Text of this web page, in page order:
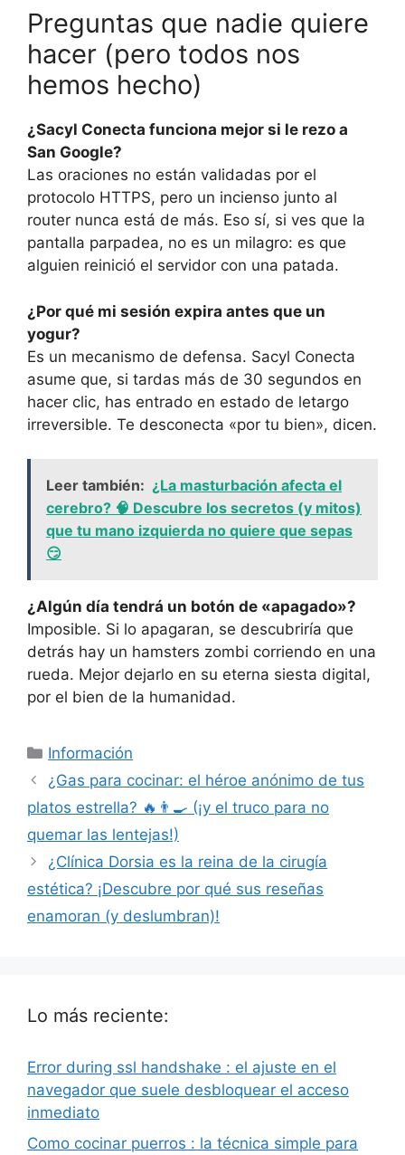
Preguntas que nadie quiere
hacer (pero todos nos
hemos hecho)
¿Sacyl Conecta funciona mejor si le rezo a
San Google?
Las oraciones no están validadas por el
protocolo HTTPS, pero un incienso junto al
router nunca está de más. Eso sí, si ves que la
pantalla parpadea, no es un milagro: es que
alguien reinició el servidor con una patada.
¿Por qué mi sesión expira antes que un
yogur?
Es un mecanismo de defensa. Sacyl Conecta
asume que, si tardas más de 30 segundos en
hacer clic, has entrado en estado de letargo
irreversible. Te desconecta «por tu bien», dicen.
Leer también: ¿La masturbación afecta el
cerebro? 🧠 Descubre los secretos (y mitos)
que tu mano izquierda no quiere que sepas
😏
¿Algún día tendrá un botón de «apagado»?
Imposible. Si lo apagaran, se descubriría que
detrás hay un hamsters zombi corriendo en una
rueda. Mejor dejarlo en su eterna siesta digital,
por el bien de la humanidad.
Categorías
Información
¿Gas para cocinar: el héroe anónimo de tus
platos estrella? 🔥👨🍳 (¡y el truco para no
quemar las lentejas!)
¿Clínica Dorsia es la reina de la cirugía
estética? ¡Descubre por qué sus reseñas
enamoran (y deslumbran)!
Lo más reciente:
Error during ssl handshake : el ajuste en el
navegador que suele desbloquear el acceso
inmediato
Como cocinar puerros : la técnica simple para